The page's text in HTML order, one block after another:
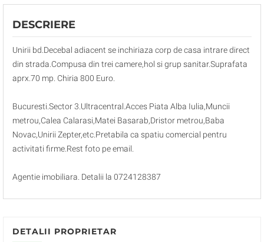
DESCRIERE
Unirii bd.Decebal adiacent se inchiriaza corp de casa intrare direct
din strada.Compusa din trei camere,hol si grup sanitar.Suprafata
aprx.70 mp. Chiria 800 Euro.
Bucuresti.Sector 3.Ultracentral.Acces Piata Alba Iulia,Muncii
metrou,Calea Calarasi,Matei Basarab,Dristor metrou,Baba
Novac,Unirii Zepter,etc.Pretabila ca spatiu comercial pentru
activitati firme.Rest foto pe email.
Agentie imobiliara. Detalii la 0724128387
DETALII PROPRIETAR